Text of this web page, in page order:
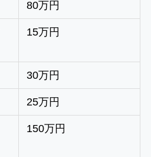
80万円
15万円
30万円
25万円
150万円